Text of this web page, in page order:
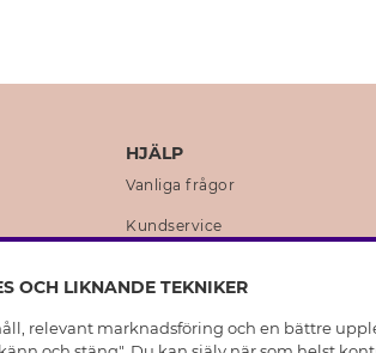
HJÄLP
Vanliga frågor
Kundservice
Skötselråd skinnhandskar
OCH LIKNANDE TEKNIKER
relevant marknadsföring och en bättre